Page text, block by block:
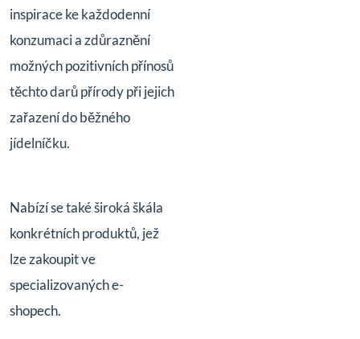
inspirace ke každodenní
konzumaci a zdůraznění
možných pozitivních přínosů
těchto darů přírody při jejich
zařazení do běžného
jídelníčku.
Nabízí se také široká škála
konkrétních produktů, jež
lze zakoupit ve
specializovaných e-
shopech.